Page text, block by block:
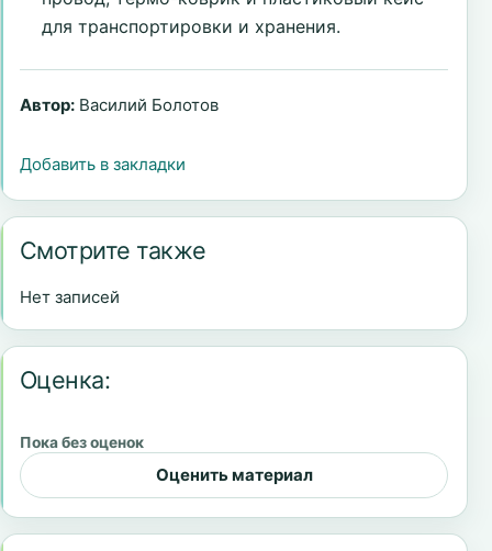
для транспортировки и хранения.
Автор: Василий Болотов
Добавить в закладки
Смотрите также
Нет записей
Оценка:
Пока без оценок
Оценить материал